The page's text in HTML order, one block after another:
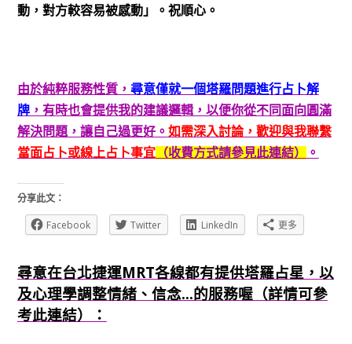
動，對方較容易被感動」。祝順心。
由於純粹服務性質， 尋意僅就一個塔羅問題進行占卜解
牌，有時也會提供我的建議邏輯，以便你從不同面向圓滿
解決問題，讓自己過更好。 如需深入討論，歡迎與我聯繫
當面占卜或線上占卜事宜（收費方式請參見此連結） 。
分享此文：
Facebook
Twitter LinkedIn 更多
尋意在台北捷運MRT各線都有提供塔羅占星，以
及心理學調整情緒、信念...的服務喔（詳情可參
考此連結）：